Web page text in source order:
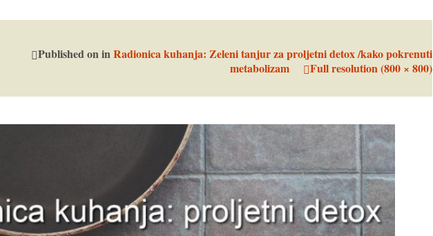
Published oninRadionica kuhanja: Zeleni tanjur za proljetni detox /kako pokrenuti
metabolizam
Full resolution (800 × 800)